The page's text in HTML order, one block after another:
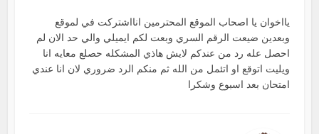
يااخوان يا اصحاب الموقع المحترمين انااشتركت في لموقع
وبعدين ضيعت الرقم السري وبعت لكم ايميلي والي حد الان لم
احصل عله رد من عندكم لايش هاذي المشكله حصلع معايه انا
ويليت اتوقع او اتئمل من الله ثم منكم الرد ضروري لان انا عندي
امتحان بعد اسبوع وشكرا